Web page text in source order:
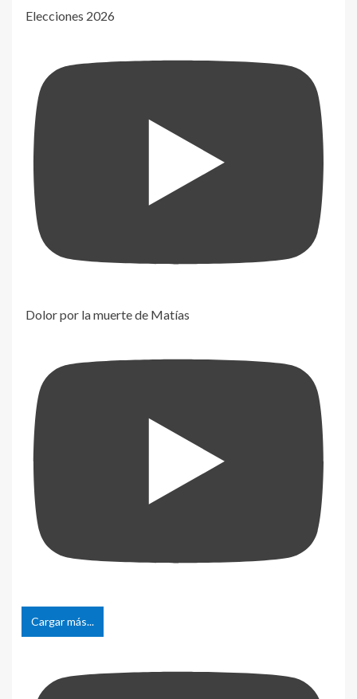
Elecciones 2026
Dolor por la muerte de Matías
Cargar más...